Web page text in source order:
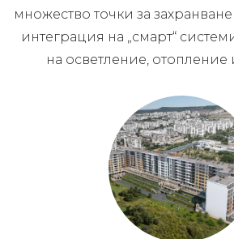
множество точки за
интеграция на „смарт“
на осветление, отопление